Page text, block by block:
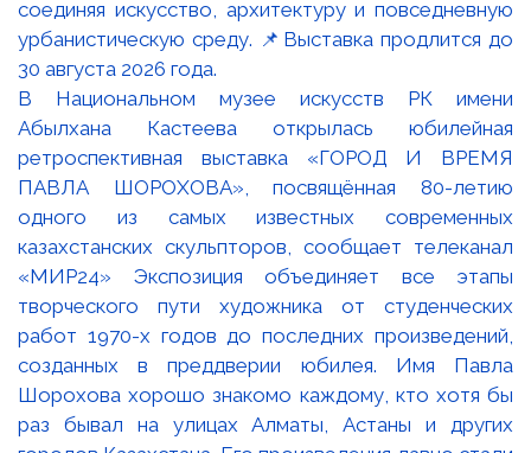
В Национальном музее искусств РК имени
Абылхана Кастеева открылась юбилейная
ретроспективная выставка «ГОРОД И ВРЕМЯ
ПАВЛА ШОРОХОВА», посвящённая 80-летию
одного из самых известных современных
казахстанских скульпторов, сообщает телеканал
«МИР24» Экспозиция объединяет все этапы
творческого пути художника от студенческих
работ 1970-х годов до последних произведений,
созданных в преддверии юбилея. Имя Павла
Шорохова хорошо знакомо каждому, кто хотя бы
раз бывал на улицах Алматы, Астаны и других